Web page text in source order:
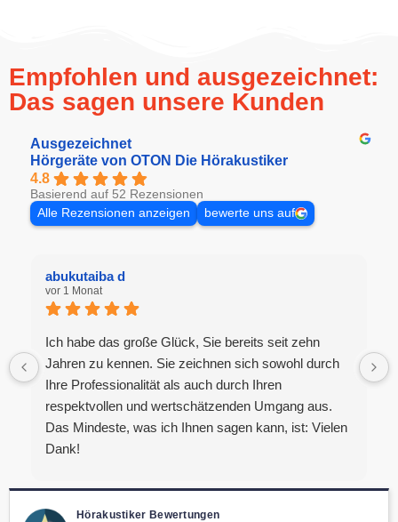
Empfohlen und ausgezeichnet:
Das sagen unsere Kunden
Ausgezeichnet
Hörgeräte von OTON Die Hörakustiker
4.8
Basierend auf 52 Rezensionen
Alle Rezensionen anzeigen
bewerte uns auf
abukutaiba d
vor 1 Monat
Ich habe das große Glück, Sie bereits seit zehn
Jahren zu kennen. Sie zeichnen sich sowohl durch
Ihre Professionalität als auch durch Ihren
respektvollen und wertschätzenden Umgang aus.
Das Mindeste, was ich Ihnen sagen kann, ist: Vielen
Dank!
Hörakustiker Bewertungen